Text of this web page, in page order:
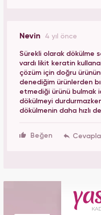
Nevin 4 yıl önce
Sürekli olarak dökülme
vardı likit keratin
çözüm için doğru
denediğim ürünlerden
etmediği ürünü bulmak
dökülmeyi
dökülmenin daha hızlı
Beğen